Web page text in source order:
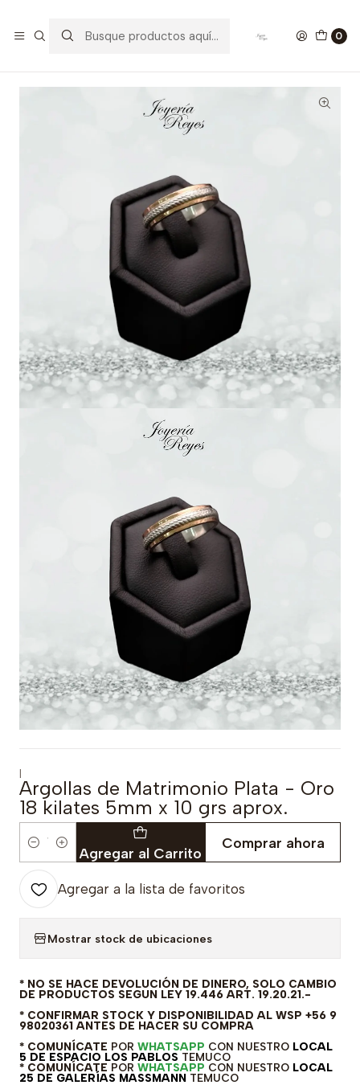
0
Argollas de Matrimonio Plata - Oro 18 kilates 5mm x 10 grs
aprox.
|
Argollas de Matrimonio Plata - Oro
18 kilates 5mm x 10 grs aprox.
Cantidad Agregar al Carrito
Comprar ahora
Agregar a la lista de favoritos
Mostrar stock de ubicaciones
* NO SE HACE DEVOLUCIÓN DE DINERO, SOLO CAMBIO
DE PRODUCTOS SEGUN LEY 19.446 ART. 19.20.21.-
* CONFIRMAR STOCK Y DISPONIBILIDAD AL WSP +56 9
98020361 ANTES DE HACER SU COMPRA
* COMUNÍCATE POR WHATSAPP CON NUESTRO LOCAL
5 DE ESPACIO LOS PABLOS TEMUCO
* COMUNÍCATE POR WHATSAPP CON NUESTRO LOCAL
25 DE GALERÍAS MASSMANN TEMUCO